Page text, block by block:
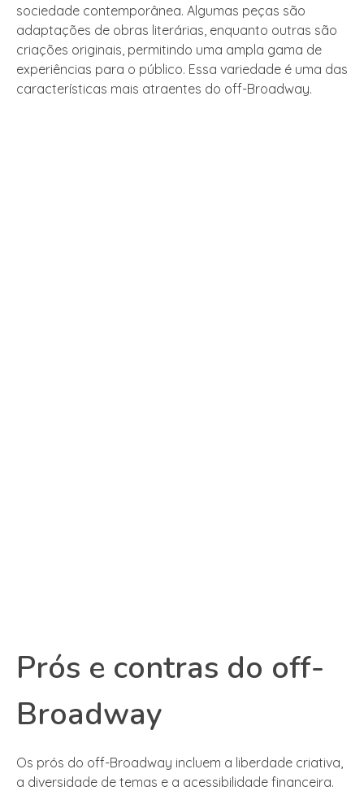
sociedade contemporânea. Algumas peças são
adaptações de obras literárias, enquanto outras são
criações originais, permitindo uma ampla gama de
experiências para o público. Essa variedade é uma das
características mais atraentes do off-Broadway.
Prós e contras do off-
Broadway
Os prós do off-Broadway incluem a liberdade criativa,
a diversidade de temas e a acessibilidade financeira.